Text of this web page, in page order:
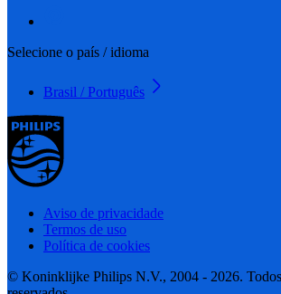
Selecione o país / idioma
Brasil / Português
Aviso de privacidade
Termos de uso
Política de cookies
© Koninklijke Philips N.V., 2004 - 2026.